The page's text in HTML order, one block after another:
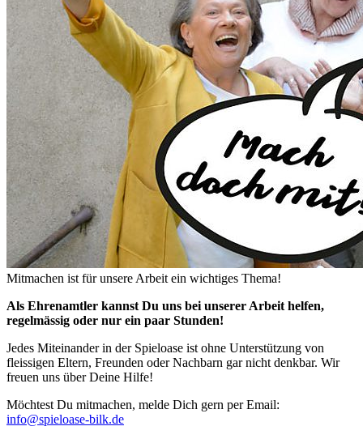
Mitmachen ist für unsere Arbeit ein wichtiges Thema!
Als Ehrenamtler kannst Du uns bei unserer Arbeit helfen,
regelmässig oder nur ein paar Stunden!
Jedes Miteinander in der Spieloase ist ohne Unterstützung von
fleissigen Eltern, Freunden oder Nachbarn gar nicht denkbar. Wir
freuen uns über Deine Hilfe!
Möchtest Du mitmachen, melde Dich gern per Email:
info@spieloase-bilk.de